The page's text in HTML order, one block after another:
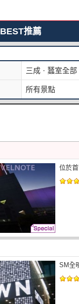
BEST推薦
三成ㆍ蠶室全部
所有景點
位於
SM全